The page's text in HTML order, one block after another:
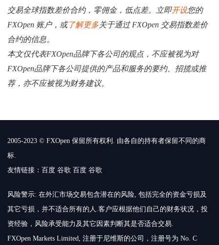
交易全球指数差价合约，零佣金，低点差。立即开设您的
FXOpen 账户，或了解更多关于通过 FXOpen 交易指数差价
合约的信息。
本文仅代表FXOpen品牌下各公司的观点，不应被视为对
FXOpen品牌下各公司提供的产品和服务的要约、招揽或推
荐，亦不应被视为财务建议。
2005-2023 © FXOpen 保留所有权利. 由各自的持有者保留不同的商
标.
友情链接： 百度 谷歌 百度 谷歌
风险警示: 在外汇市场交易包含潜在的风险, 包括完全的资金亏损及
其它亏损，并不适合所有的人.客户应根据他们自己的财务状况，投
资经验，风险承受能力及其它因素判断其是否适合交易.
FXOpen Markets Limited, 注册于尼维斯的公司，注册号为 No. C